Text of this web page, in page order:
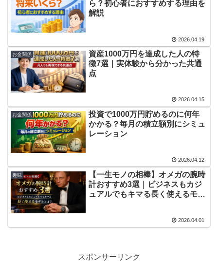
ら？初心者におすすめする理由を
解説
2026.04.19
お金関係
資産1000万円を達成した人の特
徴7選｜実体験から分かった共通
点
2026.04.15
お金関係
投資で1000万円貯めるのに何年
かかる？毎月の積立額別にシミュ
レーション
2026.04.12
趣味
【一生モノの相棒】オメガの腕時
計おすすめ3選｜ビジネスもカジ
ュアルでもキマる長く使えるモデ
2026.04.01
スポンサーリンク